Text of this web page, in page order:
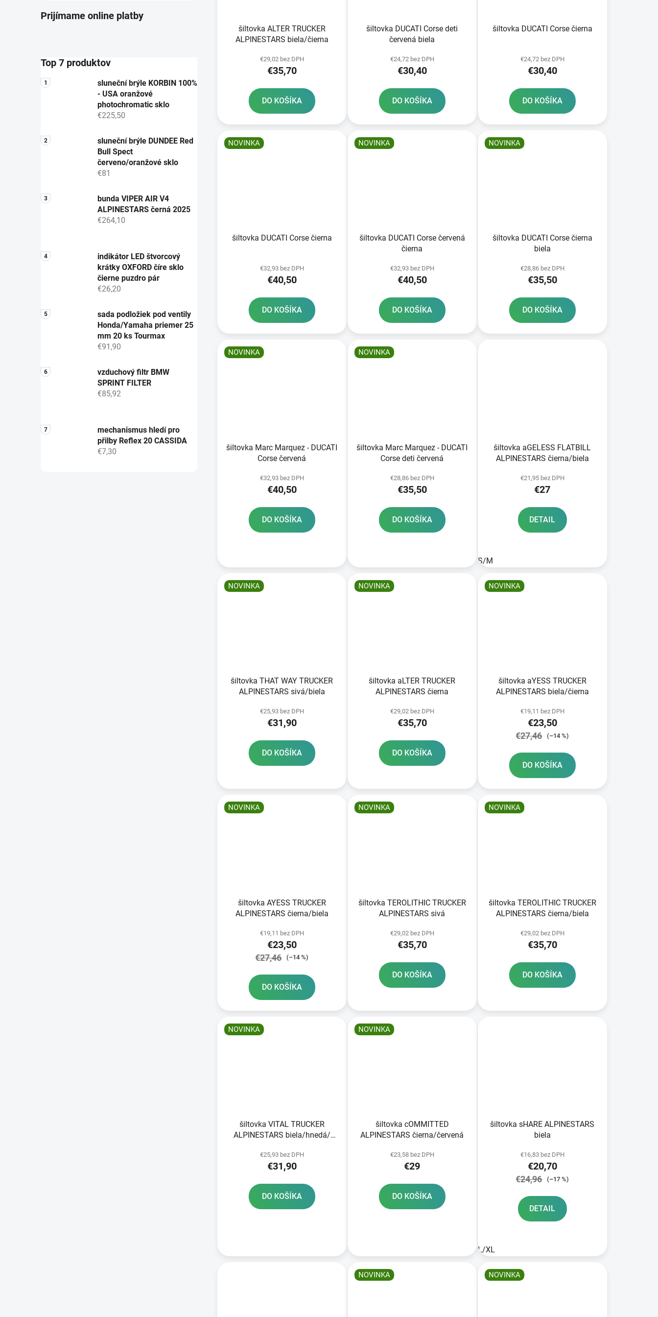
Prijímame online platby
Top 7 produktov
sluneční brýle KORBIN 100%
- USA oranžové
photochromatic sklo
€225,50
sluneční brýle DUNDEE Red
Bull Spect
červeno/oranžové sklo
€81
bunda VIPER AIR V4
ALPINESTARS černá 2025
€264,10
indikátor LED štvorcový
krátky OXFORD číre sklo
čierne puzdro pár
€26,20
sada podložiek pod ventily
Honda/Yamaha priemer 25
mm 20 ks Tourmax
€91,90
vzduchový filtr BMW
SPRINT FILTER
€85,92
mechanismus hledí pro
přilby Reflex 20 CASSIDA
€7,30
o
šiltovka ALTER TRUCKER
ALPINESTARS biela/čierna
€29,02 bez DPH
€35,70
DO KOŠÍKA
šiltovka DUCATI Corse deti
červená biela
€24,72 bez DPH
€30,40
DO KOŠÍKA
šiltovka DUCATI Corse čierna
€24,72 bez DPH
€30,40
DO KOŠÍKA
NOVINKA
šiltovka DUCATI Corse čierna
€32,93 bez DPH
€40,50
DO KOŠÍKA
NOVINKA
šiltovka DUCATI Corse červená
čierna
€32,93 bez DPH
€40,50
DO KOŠÍKA
NOVINKA
šiltovka DUCATI Corse čierna
biela
€28,86 bez DPH
€35,50
DO KOŠÍKA
NOVINKA
šiltovka Marc Marquez - DUCATI
Corse červená
€32,93 bez DPH
€40,50
DO KOŠÍKA
NOVINKA
šiltovka Marc Marquez - DUCATI
Corse deti červená
€28,86 bez DPH
€35,50
DO KOŠÍKA
šiltovka aGELESS FLATBILL
ALPINESTARS čierna/biela
€21,95 bez DPH
€27
DETAIL
S/M
NOVINKA
šiltovka THAT WAY TRUCKER
ALPINESTARS sivá/biela
€25,93 bez DPH
€31,90
DO KOŠÍKA
NOVINKA
šiltovka aLTER TRUCKER
ALPINESTARS čierna
€29,02 bez DPH
€35,70
DO KOŠÍKA
NOVINKA
šiltovka aYESS TRUCKER
ALPINESTARS biela/čierna
€19,11 bez DPH
€23,50
€27,46 (–14 %)
DO KOŠÍKA
NOVINKA
šiltovka AYESS TRUCKER
ALPINESTARS čierna/biela
€19,11 bez DPH
€23,50
€27,46 (–14 %)
DO KOŠÍKA
NOVINKA
šiltovka TEROLITHIC TRUCKER
ALPINESTARS sivá
€29,02 bez DPH
€35,70
DO KOŠÍKA
NOVINKA
šiltovka TEROLITHIC TRUCKER
ALPINESTARS čierna/biela
€29,02 bez DPH
€35,70
DO KOŠÍKA
NOVINKA
šiltovka VITAL TRUCKER
ALPINESTARS biela/hnedá/
€25,93 bez DPH
€31,90
DO KOŠÍKA
NOVINKA
šiltovka cOMMITTED
ALPINESTARS čierna/červená
€23,58 bez DPH
€29
DO KOŠÍKA
šiltovka sHARE ALPINESTARS
biela
€16,83 bez DPH
€20,70
€24,96 (–17 %)
DETAIL
L/XL
NOVINKA NOVINKA